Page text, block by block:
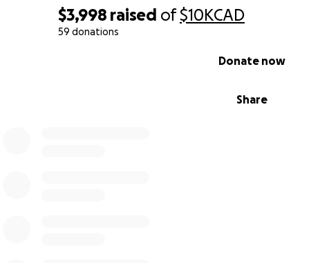
$3,998 raised of$10KCAD
59 donations
Share
Donate now